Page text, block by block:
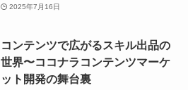
2025年7月16日
コンテンツで広がるスキル出品の
世界〜ココナラコンテンツマーケ
ット開発の舞台裏